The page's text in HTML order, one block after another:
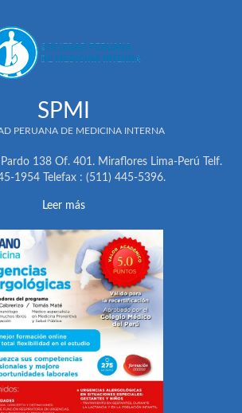
SPMI
PERUANA DE MEDICINA INTERNA
138 Of. 401. Miraflores Lima-Perú Telf.
1954 Telefax : (511) 445-5396.
Leer más